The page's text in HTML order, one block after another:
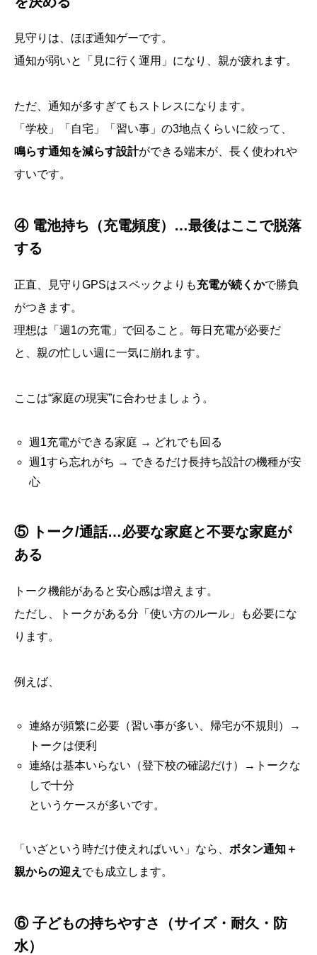
見守りは、ほぼ通知ゲーです。
通知が弱いと「見に行く運用」になり、親が疲れます。
ただ、通知が多すぎてもストレスになります。
「学校」「自宅」「習い事」の3地点くらいに絞って、
鳴らす通知を減らす設計ができる端末が、長く使われや
すいです。
④ 電池持ち（充電頻度）…最後はここで脱落
する
正直、見守りGPSはスペックよりも充電が続くかで勝負
がつきます。
理想は「週1の充電」で回ること。毎日充電が必要だ
と、親の忙しい週に一気に崩れます。
ここは“家庭の現実”に合わせましょう。
週1充電ができる家庭 → どれでも回る
週1すら忘れがち → できるだけ長持ち設計の機種が安
心
⑤ トーク/通話…必要な家庭と不要な家庭が
ある
トーク機能があると安心感は増えます。
ただし、トークがある分「使い方のルール」も必要にな
ります。
例えば、
連絡が頻繁に必要（習い事が多い、帰宅が不規則）→
トークは便利
連絡は基本いらない（登下校の確認だけ）→トークな
しで十分
というケースが多いです。
「いざという時だけ使えればいい」なら、 ボタン通知＋
親からの迎え でも成立します。
⑥ 子どもの持ちやすさ（サイズ・耐久・防
水）